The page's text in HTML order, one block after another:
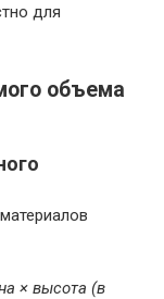
для
объема
× высота (в